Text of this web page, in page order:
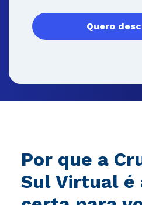
Quero
Por que a
Sul Virtual é